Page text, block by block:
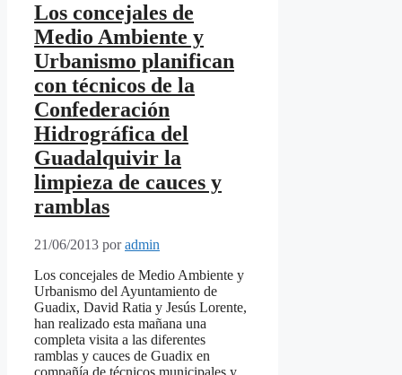
Los concejales de
Medio Ambiente y
Urbanismo planifican
con técnicos de la
Confederación
Hidrográfica del
Guadalquivir la
limpieza de cauces y
ramblas
21/06/2013 poradmin
Los concejales de Medio Ambiente y
Urbanismo del Ayuntamiento de
Guadix, David Ratia y Jesús Lorente,
han realizado esta mañana una
completa visita a las diferentes
ramblas y cauces de Guadix en
compañía de técnicos municipales y